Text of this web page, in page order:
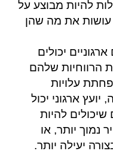
להיות מבוצע על
עושות את מה שהן
ארגוניים יכולים
הרווחיות שלהם
עלויות
ארגוני יכול
שיכולים להיות
נמוך יותר, או
יעילה יותר.